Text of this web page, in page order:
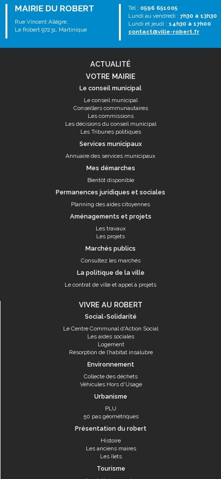
MAIRIE DU ROBERT
Rue Vincent Allègre,
Le Robert 97231, Martinique
Tél : 0596 651005
Lundi au vendredi : 7h30 à 13h30
Lundi et jeudi : 14h30 à 17h00
contact@ville-robert.fr
ACTUALITÉ
VOTRE MAIRIE
Le conseil municipal
Le conseil municipal
Conseillers communautaires
Les commissions
Les décisions du conseil municipal
Les Tribunes politiques
Services municipaux
Annuaire des services municipaux
Mes démarches
Bientôt disponible
Permanences juridiques et sociales
Planning des aides citoyennes
Aménagements et projets
Les travaux
Les projets
Marchés publics
Consultez les marchés
La politique de la ville
Le contrat de ville et appel à projets
VIVRE AU ROBERT
Social-Solidarité
Le Centre Communal d'Action Social
Les aides sociales
Logement
Résorption de l’habitat insalubre
Environnement
Collecte des déchets
Véhicules Hors d'Usage
Urbanisme
PLU
50 pas géométriques
Présentation du robert
Histoire
Les anciens maires
Les îlets
Tourisme